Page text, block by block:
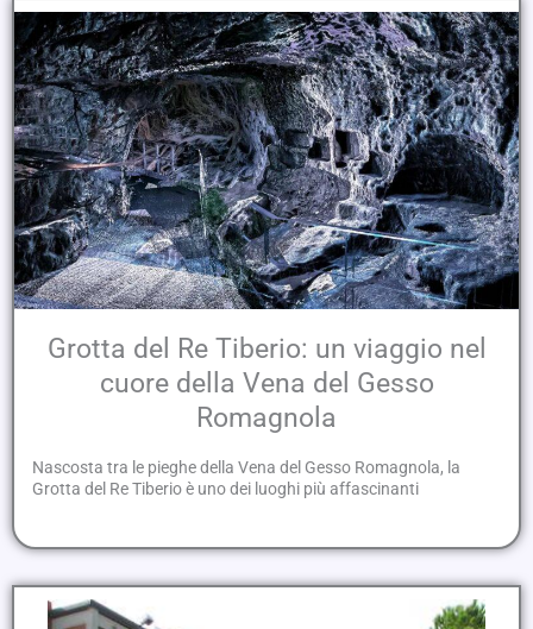
Grotta del Re Tiberio: un viaggio nel
cuore della Vena del Gesso
Romagnola
Nascosta tra le pieghe della Vena del Gesso Romagnola, la
Grotta del Re Tiberio è uno dei luoghi più affascinanti